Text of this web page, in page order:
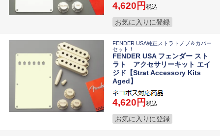
4,620 税込
お気に入りに登録
FENDER USA純正ストラトノブ＆カバー
セット！
FENDER USA フェンダー スト
ラト アクセサリーキット エイ
ジド【Strat Accessory Kits
Aged】
4,620 税込
お気に入りに登録